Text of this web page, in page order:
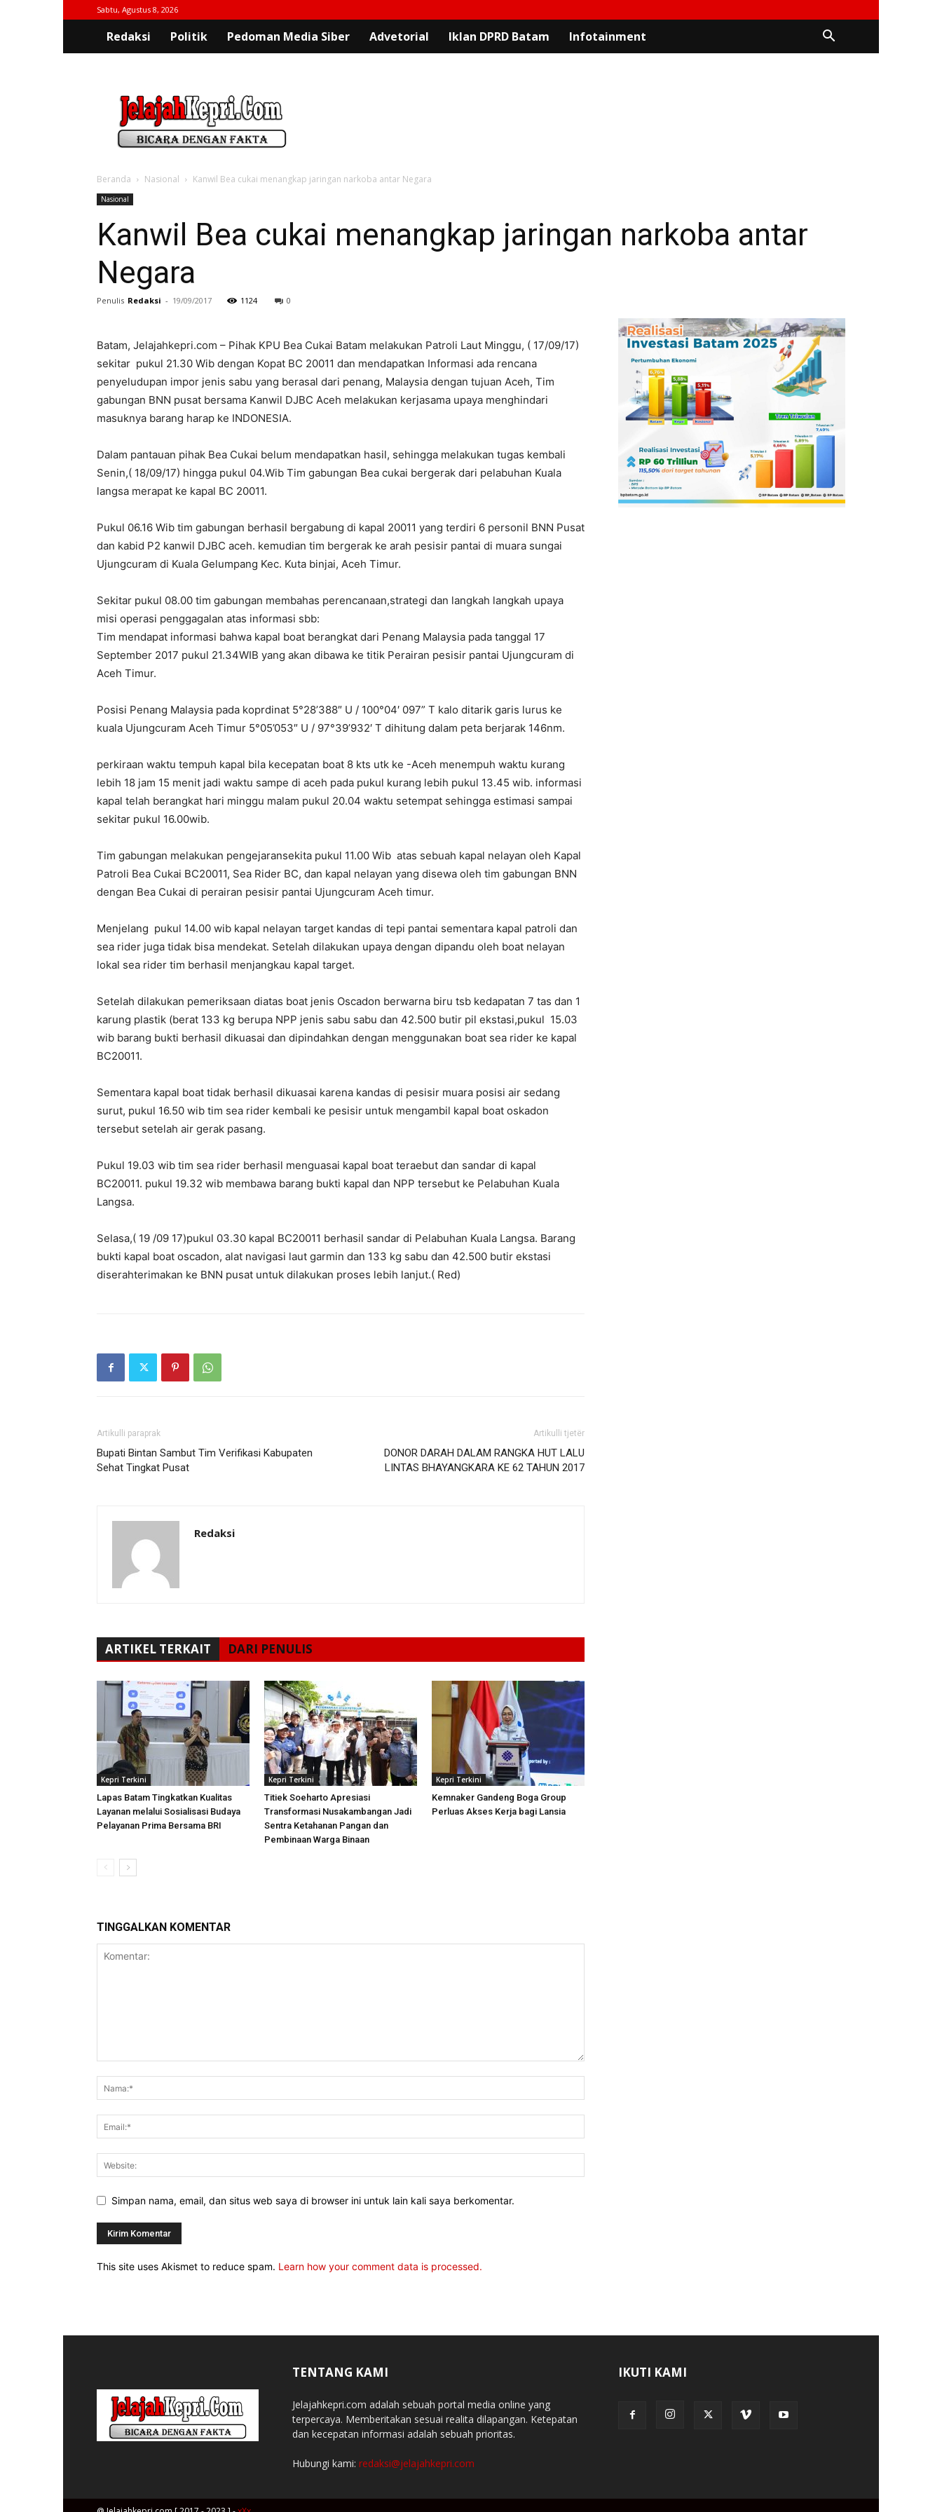
Sabtu, Agustus 8, 2026
Redaksi Politik Pedoman Media Siber Advetorial Iklan DPRD Batam Infotainment
Beranda Nasional Kanwil Bea cukai menangkap jaringan narkoba antar Negara
Nasional
Kanwil Bea cukai menangkap jaringan narkoba antar
Negara
Penulis Redaksi - 19/09/2017 1124 0
Batam, Jelajahkepri.com – Pihak KPU Bea Cukai Batam melakukan Patroli Laut Minggu, ( 17/09/17)
sekitar pukul 21.30 Wib dengan Kopat BC 20011 dan mendapatkan Informasi ada rencana
penyeludupan impor jenis sabu yang berasal dari penang, Malaysia dengan tujuan Aceh, Tim
gabungan BNN pusat bersama Kanwil DJBC Aceh melakukan kerjasama upaya menghindari
masuknya barang harap ke INDONESIA.
Dalam pantauan pihak Bea Cukai belum mendapatkan hasil, sehingga melakukan tugas kembali
Senin,( 18/09/17) hingga pukul 04.Wib Tim gabungan Bea cukai bergerak dari pelabuhan Kuala
langsa merapat ke kapal BC 20011.
Pukul 06.16 Wib tim gabungan berhasil bergabung di kapal 20011 yang terdiri 6 personil BNN Pusat
dan kabid P2 kanwil DJBC aceh. kemudian tim bergerak ke arah pesisir pantai di muara sungai
Ujungcuram di Kuala Gelumpang Kec. Kuta binjai, Aceh Timur.
Sekitar pukul 08.00 tim gabungan membahas perencanaan,strategi dan langkah langkah upaya
misi operasi penggagalan atas informasi sbb:
Tim mendapat informasi bahwa kapal boat berangkat dari Penang Malaysia pada tanggal 17
September 2017 pukul 21.34WIB yang akan dibawa ke titik Perairan pesisir pantai Ujungcuram di
Aceh Timur.
Posisi Penang Malaysia pada koprdinat 5°28’388″ U / 100°04′ 097” T kalo ditarik garis lurus ke
kuala Ujungcuram Aceh Timur 5°05’053″ U / 97°39’932′ T dihitung dalam peta berjarak 146nm.
perkiraan waktu tempuh kapal bila kecepatan boat 8 kts utk ke -Aceh menempuh waktu kurang
lebih 18 jam 15 menit jadi waktu sampe di aceh pada pukul kurang lebih pukul 13.45 wib. informasi
kapal telah berangkat hari minggu malam pukul 20.04 waktu setempat sehingga estimasi sampai
sekitar pukul 16.00wib.
Tim gabungan melakukan pengejaransekita pukul 11.00 Wib atas sebuah kapal nelayan oleh Kapal
Patroli Bea Cukai BC20011, Sea Rider BC, dan kapal nelayan yang disewa oleh tim gabungan BNN
dengan Bea Cukai di perairan pesisir pantai Ujungcuram Aceh timur.
Menjelang pukul 14.00 wib kapal nelayan target kandas di tepi pantai sementara kapal patroli dan
sea rider juga tidak bisa mendekat. Setelah dilakukan upaya dengan dipandu oleh boat nelayan
lokal sea rider tim berhasil menjangkau kapal target.
Setelah dilakukan pemeriksaan diatas boat jenis Oscadon berwarna biru tsb kedapatan 7 tas dan 1
karung plastik (berat 133 kg berupa NPP jenis sabu sabu dan 42.500 butir pil ekstasi,pukul 15.03
wib barang bukti berhasil dikuasai dan dipindahkan dengan menggunakan boat sea rider ke kapal
BC20011.
Sementara kapal boat tidak berhasil dikuasai karena kandas di pesisir muara posisi air sedang
surut, pukul 16.50 wib tim sea rider kembali ke pesisir untuk mengambil kapal boat oskadon
tersebut setelah air gerak pasang.
Pukul 19.03 wib tim sea rider berhasil menguasai kapal boat teraebut dan sandar di kapal
BC20011. pukul 19.32 wib membawa barang bukti kapal dan NPP tersebut ke Pelabuhan Kuala
Langsa.
Selasa,( 19 /09 17)pukul 03.30 kapal BC20011 berhasil sandar di Pelabuhan Kuala Langsa. Barang
bukti kapal boat oscadon, alat navigasi laut garmin dan 133 kg sabu dan 42.500 butir ekstasi
diserahterimakan ke BNN pusat untuk dilakukan proses lebih lanjut.( Red)
Artikulli paraprak
Bupati Bintan Sambut Tim Verifikasi Kabupaten
Sehat Tingkat Pusat
Artikulli tjetër
DONOR DARAH DALAM RANGKA HUT LALU
LINTAS BHAYANGKARA KE 62 TAHUN 2017
Redaksi
ARTIKEL TERKAIT DARI PENULIS
Kepri Terkini
Lapas Batam Tingkatkan Kualitas
Layanan melalui Sosialisasi Budaya
Pelayanan Prima Bersama BRI
Kepri Terkini
Titiek Soeharto Apresiasi
Transformasi Nusakambangan Jadi
Sentra Ketahanan Pangan dan
Pembinaan Warga Binaan
Kepri Terkini
Kemnaker Gandeng Boga Group
Perluas Akses Kerja bagi Lansia
TINGGALKAN KOMENTAR
Simpan nama, email, dan situs web saya di browser ini untuk lain kali saya berkomentar.
This site uses Akismet to reduce spam. Learn how your comment data is processed.
TENTANG KAMI
Jelajahkepri.com adalah sebuah portal media online yang
terpercaya. Memberitakan sesuai realita dilapangan. Ketepatan
dan kecepatan informasi adalah sebuah prioritas.
Hubungi kami: redaksi@jelajahkepri.com
IKUTI KAMI